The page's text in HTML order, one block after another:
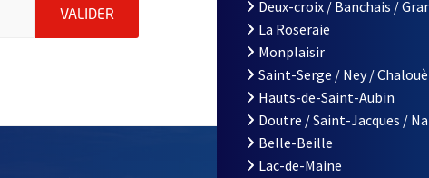
VALIDER ENVOYER MA DEMANDE D'INSCRIPTION À LA
Deux-croix / Banchais /
La Roseraie
Monplaisir
Saint-Serge / Ney /
Hauts-de-Saint-Aubin
Doutre / Saint-Jacques /
Belle-Beille
Lac-de-Maine